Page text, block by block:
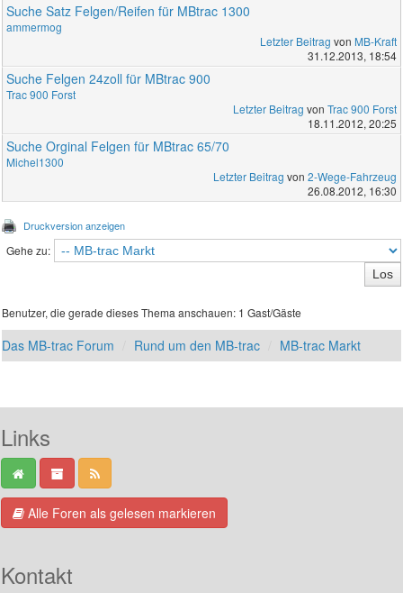
Suche Satz Felgen/Reifen für MBtrac 1300
ammermog
Letzter Beitrag von MB-Kraft
31.12.2013, 18:54
Suche Felgen 24zoll für MBtrac 900
Trac 900 Forst
Letzter Beitrag von Trac 900 Forst
18.11.2012, 20:25
Suche Orginal Felgen für MBtrac 65/70
Michel1300
Letzter Beitrag von 2-Wege-Fahrzeug
26.08.2012, 16:30
Druckversion anzeigen
Gehe zu:
Benutzer, die gerade dieses Thema anschauen: 1 Gast/Gäste
Das MB-trac Forum Rund um den MB-trac MB-trac Markt
Links
Alle Foren als gelesen markieren
Kontakt